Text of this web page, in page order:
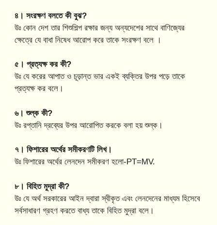
৪। সংরক্ষণ বলতে কী বুঝ?
উঃ কোন দেশ তার শিশুশিল্প রক্ষার জন্য অন্যদেশের সাথে বাণিজ্যের
ক্ষেত্রে যে বাধা নিষেধ আরোপ করে তাকে সংরক্ষণ বলে ।
৫। প্রত্যক্ষ কর কী?
উঃ যে করের আপাত ও চূড়ান্ত ভার একই ব্যক্তির উপর পড়ে তাকে
প্রত্যক্ষ কর বলে।
৬। শুল্ক কী?
উঃ রপ্তানি দ্রব্যের উপর আরোপিত করকে বলা হয় শুল্ক।
৭। ফিশারের অর্থের সমীকরণটি লিখ।
উঃ ফিশারের অর্থের লেনদেন সমীকরণ হলো-PT=MV.
৮। বিহিত মুদ্রা কী?
উঃ যে অর্থ সরকারের আইন দ্বারা স্বীকৃত এবং লেনদেনের মাধ্যম হিসেবে
সর্বসাধারণ গ্রহণ করতে বাধ্য তাকে বিহিত মুদ্রা বলে।